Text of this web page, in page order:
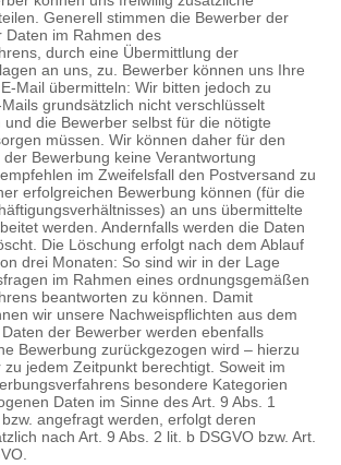
Generell stimmen die Bewerber der
Daten im Rahmen des
durch eine Übermittlung der
an uns, zu. Bewerber können uns Ihre
Mail übermitteln: Wir bitten jedoch zu
grund­sätzlich nicht verschlüsselt
die Bewerber selbst für die nötigte
müssen. Wir können daher für den
Bewerbung keine Verantwortung
im Zweifelsfall den Post­versand zu
erfolgreichen Bewerbung können (für die
an uns übermittelte
werden. Andernfalls werden die Daten
Die Löschung erfolgt nach dem Ablauf
drei Monaten: So sind wir in der Lage
im Rahmen eines ordnungsgemäßen
beantworten zu können. Damit
wir unsere Nachweispflichten aus dem
der Bewerber werden ebenfalls
Bewerbung zurückgezogen wird – hierzu
jedem Zeitpunkt berechtigt. Soweit im
besondere Kategorien
Daten im Sinne des Art. 9 Abs. 1
angefragt werden, erfolgt deren
nach Art. 9 Abs. 2 lit. b DSGVO bzw. Art.